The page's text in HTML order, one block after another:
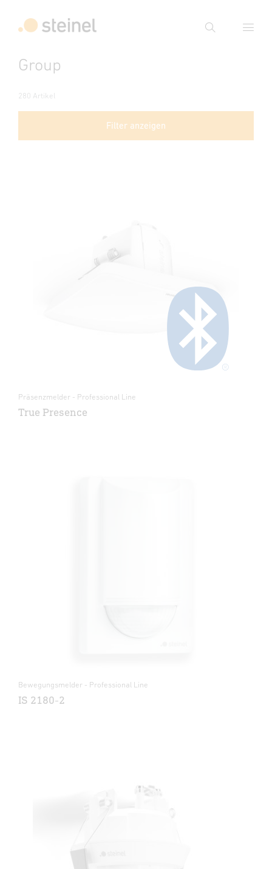
Suche
Group
280 Artikel
Filter anzeigen
Präsenzmelder - Professional Line
True Presence
Bewegungsmelder - Professional Line
IS 2180-2